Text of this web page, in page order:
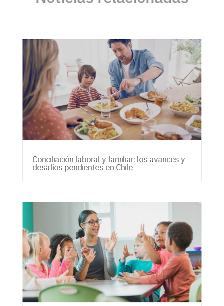
Conciliación laboral y familiar: los avances y
desafíos pendientes en Chile